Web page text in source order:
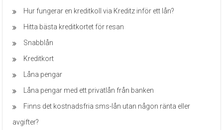
Hur fungerar en kreditkoll via Kreditz inför ett lån?
Hitta bästa kreditkortet för resan
Snabblån
Kreditkort
Låna pengar
Låna pengar med ett privatlån från banken
Finns det kostnadsfria sms-lån utan någon ränta eller
avgifter?